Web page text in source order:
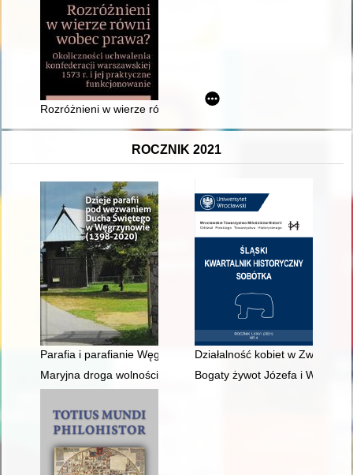
Rozróżnieni w wierze równi wobec prawa? : okoliczności
ROCZNIK 2021
Parafia i parafianie Węgrzynowa w okresie międzywojennym
Działalność kobiet w Związku
Maryjna droga wolności : wkład kardynała Stefana
Bogaty żywot Józefa i Wiktorii